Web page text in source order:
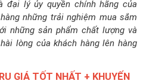
đại lý ủy quyền chính hãng của
những trải nghiệm mua sắm
những sản phẩm chất lượng và
lòng của khách hàng lên hàng
GIÁ TỐT NHẤT + KHUYẾN